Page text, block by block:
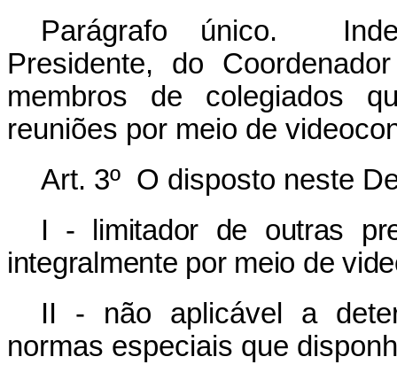
Parágrafo único.
Presidente, do
membros de colegiados
reuniões por meio de
Art. 3º O disposto neste
I - limitador de outras
integralmente por meio de
II - não aplicável a
normas especiais que